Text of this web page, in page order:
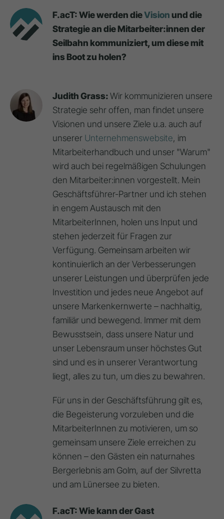
F.acT: Wie werden dieVisionund die
Strategie an die Mitarbeiter:innen der
Seilbahn kommuniziert, um diese mit
ins Boot zu holen?
Judith Grass:Wir kommunizieren unsere
Strategie sehr offen, man findet unsere
Visionen und unsere Ziele u.a. auch auf
unserer Unternehmenswebsite, im
Mitarbeiterhandbuch und unser "Warum"
wird auch bei regelmäßigen Schulungen
den Mitarbeiter:innen vorgestellt. Mein
Geschäftsführer-Partner und ich stehen
in engem Austausch mit den
MitarbeiterInnen, holen uns Input und
stehen jederzeit für Fragen zur
Verfügung. Gemeinsam arbeiten wir
kontinuierlich an der Verbesserungen
unserer Leistungen und überprüfen jede
Investition und jedes neue Angebot auf
unsere Markenkernwerte – nachhaltig,
familiär und bewegend. Immer mit dem
Bewusstsein, dass unsere Natur und
unser Lebensraum unser höchstes Gut
sind und es in unserer Verantwortung
liegt, alles zu tun, um dies zu bewahren.
Für uns in der Geschäftsführung gilt es,
die Begeisterung vorzuleben und die
MitarbeiterInnen zu motivieren, um so
gemeinsam unsere Ziele erreichen zu
können – den Gästen ein naturnahes
Bergerlebnis am Golm, auf der Silvretta
und am Lünersee zu bieten.
F.acT: Wie kann der Gast